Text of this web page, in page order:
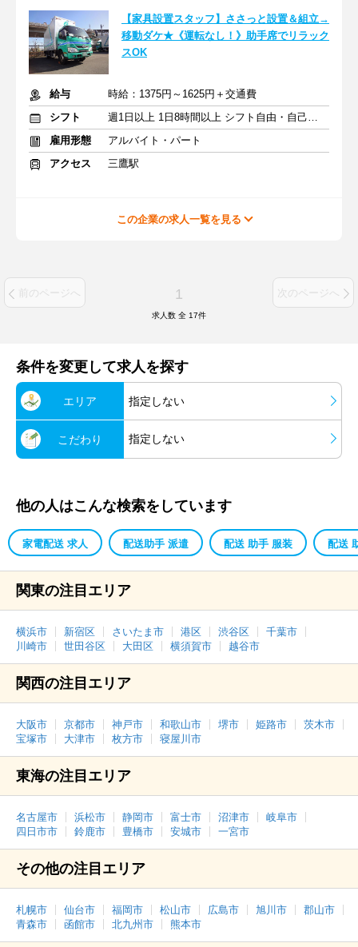
【家具設置スタッフ】ささっと設置＆組立→
移動ダケ★《運転なし！》助手席でリラック
スOK
給与
時給：1375円～1625円＋交通費
シフト
週1日以上 1日8時間以上 シフト自由・自己申告
雇用形態
アルバイト・パート
アクセス
三鷹駅
この企業の求人一覧を見る
前のページへ 1 次のページへ
求人数 全 17件
条件を変更して求人を探す
エリア 指定しない
こだわり 指定しない
他の人はこんな検索をしています
家電配送 求人 配送助手 派遣 配送 助手 服装 配送
関東の注目エリア
横浜市 新宿区 さいたま市 港区 渋谷区
千葉市
川崎市
世田谷区 大田区 横須賀市 越谷市
関西の注目エリア
大阪市 京都市 神戸市 和歌山市 堺市 姫路市
茨木市
宝塚市
大津市 枚方市 寝屋川市
東海の注目エリア
名古屋市 浜松市 静岡市 富士市 沼津市
岐阜市
四日市市
鈴鹿市 豊橋市 安城市 一宮市
その他の注目エリア
札幌市 仙台市 福岡市 松山市 広島市 旭川市
郡山市
青森市
函館市 北九州市 熊本市